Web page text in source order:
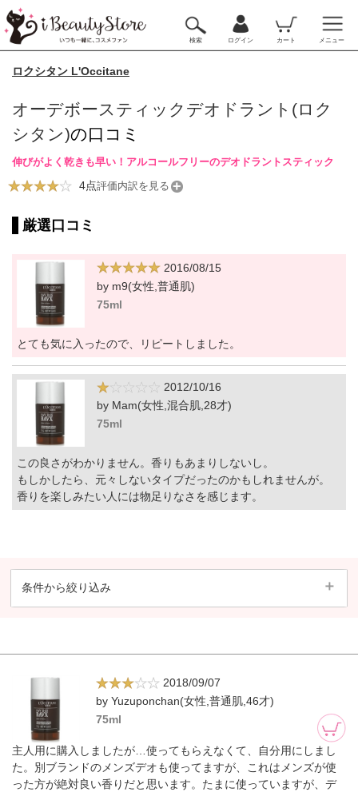
検索 ログイン カート メニュー
ロクシタン L'Occitane
オーデボースティックデオドラント(ロク
シタン)の口コミ
伸びがよく乾きも早い！アルコールフリーのデオドラントスティック
4点評価内訳を見る
厳選口コミ
2016/08/15
by m9(女性,普通肌)
75ml
とても気に入ったので、リピートしました。
2012/10/16
by Mam(女性,混合肌,28才)
75ml
この良さがわかりません。香りもあまりしないし。
もしかしたら、元々しないタイプだったのかもしれませんが。
香りを楽しみたい人には物足りなさを感じます。
条件から絞り込み
2018/09/07
by Yuzuponchan(女性,普通肌,46才)
75ml
主人用に購入しましたが…使ってもらえなくて、自分用にしまし
た。別ブランドのメンズデオも使ってますが、これはメンズが使
った方が絶対良い香りだと思います。たまに使っていますが、デ